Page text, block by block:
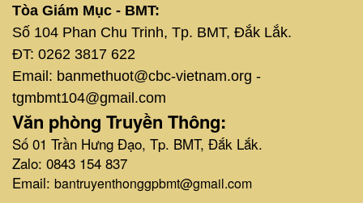
Tòa Giám Mục - BMT:
Số 104 Phan Chu Trinh, Tp. BMT, Đắk Lắk.
ĐT: 0262 3817 622
Email: banmethuot@cbc-vietnam.org -
tgmbmt104@gmail.com
Văn phòng Truyền Thông:
Số 01 Trần Hưng Đạo, Tp. BMT, Đắk Lắk.
Zalo: 0843 154 837
Email: bantruyenthonggpbmt@gmail.com